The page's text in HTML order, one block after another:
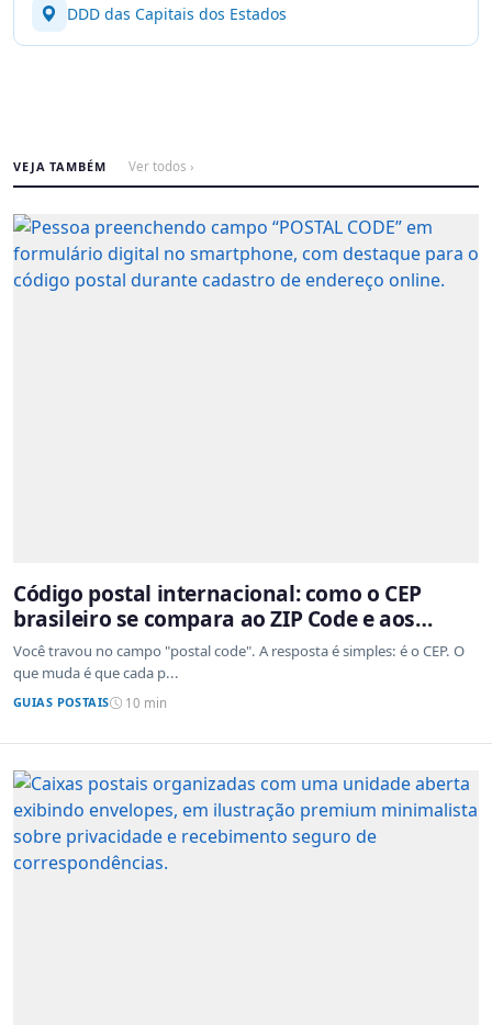
DDD das Capitais dos Estados
VEJA TAMBÉM Ver todos ›
Código postal internacional: como o CEP
brasileiro se compara ao ZIP Code e aos
sistemas de outros países
Você travou no campo "postal code". A resposta é simples: é o CEP. O
que muda é que cada p...
GUIAS POSTAIS 10 min